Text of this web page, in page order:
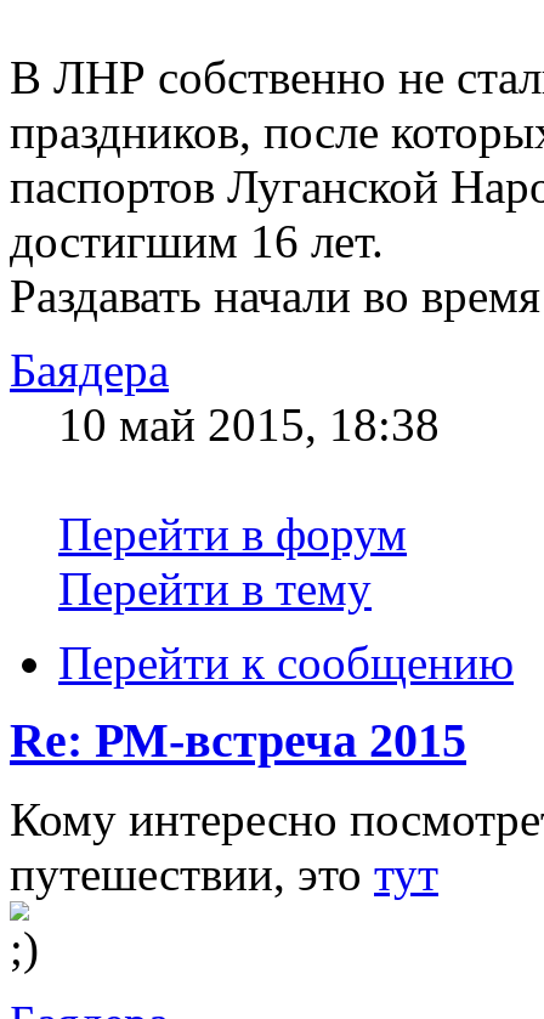
В ЛНР собственно не
праздников, после
паспортов Луганской
достигшим 16 лет.
Раздавать начали во
Баядера
10 май 2015, 18:38
Перейти в форум
Перейти в тему
Перейти к сообщению
Re: РМ-встреча 2015
Кому интересно
путешествии, это тут